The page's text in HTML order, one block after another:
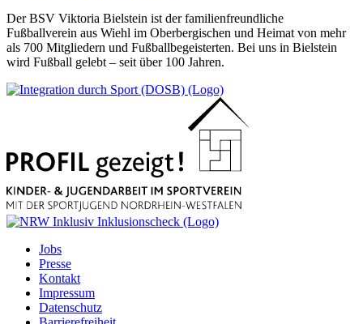
Der BSV Viktoria Bielstein ist der familienfreundliche
Fußballverein aus Wiehl im Oberbergischen und Heimat von mehr
als 700 Mitgliedern und Fußballbegeisterten. Bei uns in Bielstein
wird Fußball gelebt – seit über 100 Jahren.
Jobs
Presse
Kontakt
Impressum
Datenschutz